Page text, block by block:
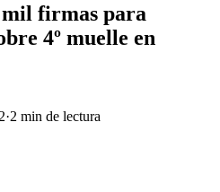
mil firmas para
4º muelle en
·2 min de lectura